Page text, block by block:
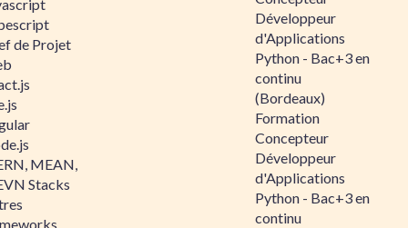
de Projet
MEAN,
Stacks
Développeur
d'Applications
Python - Bac+3 en
continu
(Bordeaux)
Formation
Concepteur
Développeur
d'Applications
Python - Bac+3 en
continu